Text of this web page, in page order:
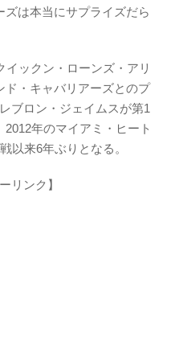
は本当にサプライズだら
ックン・ローンズ・アリ
ド・キャバリアーズとのプ
ブロン・ジェイムスが第1
年のマイアミ・ヒート
以来6年ぶりとなる。
リンク】